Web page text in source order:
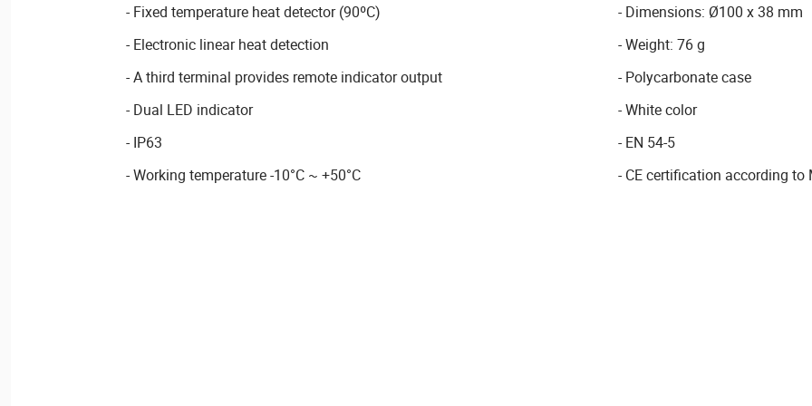
- Fixed temperature heat detector (90ºC)
- Electronic linear heat detection
- A third terminal provides remote indicator output
- Dual LED indicator
- IP63
- Working temperature -10°C ~ +50°C
- Dimensions: Ø100 x 38 mm
- Weight: 76 g
- Polycarbonate case
- White color
- EN 54-5
- CE certification according to